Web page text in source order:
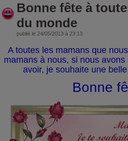
Bonne fête à
du monde
publié le 24/05/2013 à 23:13
A toutes les mamans que
mamans à nous, si nous
avoir, je souhaite une
Bonne